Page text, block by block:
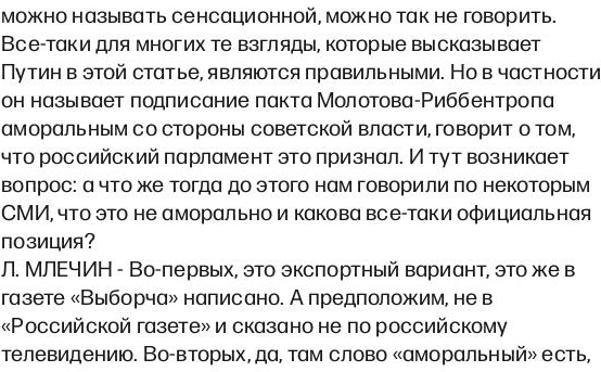
можно называть сенсационной, можно так не говорить.
Все-таки для многих те взгляды, которые высказывает
Путин в этой статье, являются правильными. Но в частности
он называет подписание пакта Молотова-Риббентропа
аморальным со стороны советской власти, говорит о том,
что российский парламент это признал. И тут возникает
вопрос: а что же тогда до этого нам говорили по некоторым
СМИ, что это не аморально и какова все-таки официальная
позиция?
Л. МЛЕЧИН - Во-первых, это экспортный вариант, это же в
газете «Выборча» написано. А предположим, не в
«Российской газете» и сказано не по российскому
телевидению. Во-вторых, да, там слово «аморальный» есть,